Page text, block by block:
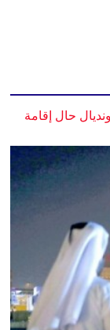
حال إقامة